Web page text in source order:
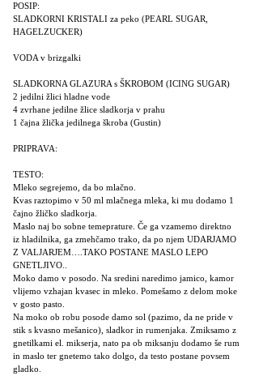
POSIP:
SLADKORNI KRISTALI za peko (PEARL SUGAR,
HAGELZUCKER)
VODA v brizgalki
SLADKORNA GLAZURA s ŠKROBOM (ICING SUGAR)
2 jedilni žlici hladne vode
4 zvrhane jedilne žlice sladkorja v prahu
1 čajna žlička jedilnega škroba (Gustin)
PRIPRAVA:
TESTO:
Mleko segrejemo, da bo mlačno.
Kvas raztopimo v 50 ml mlačnega mleka, ki mu dodamo 1
čajno žličko sladkorja.
Maslo naj bo sobne temeprature. Če ga vzamemo direktno
iz hladilnika, ga zmehčamo trako, da po njem UDARJAMO
Z VALJARJEM….TAKO POSTANE MASLO LEPO
GNETLJIVO..
Moko damo v posodo. Na sredini naredimo jamico, kamor
vlijemo vzhajan kvasec in mleko. Pomešamo z delom moke
v gosto pasto.
Na moko ob robu posode damo sol (pazimo, da ne pride v
stik s kvasno mešanico), sladkor in rumenjaka. Zmiksamo z
gnetilkami el. mikserja, nato pa ob miksanju dodamo še rum
in maslo ter gnetemo tako dolgo, da testo postane povsem
gladko.